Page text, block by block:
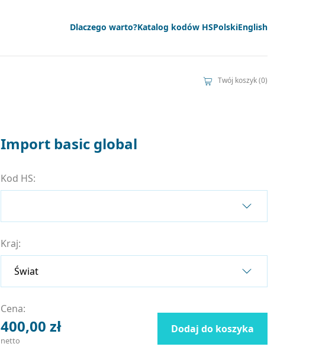
Dlaczego warto?Katalog kodów HSPolskiEnglish
Twój koszyk (0)
Import basic global
Kod HS:
Kraj:
Cena:
400,00 zł
netto
Dodaj do koszyka